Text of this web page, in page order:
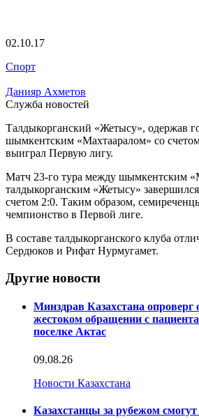
02.10.17
Спорт
Данияр Ахметов
Служба новостей
Талдыкорганский «Жетысу», одержав
шымкентским «Махтааралом» со
выиграл Первую лигу.
Матч 23-го тура между шымкентским
талдыкорганским «Жетысу»
счетом 2:0. Таким образом,
чемпионство в Первой лиге.
В составе талдыкорганского клуба
Сердюков и Рифат Нурмугамет.
Другие новости
Минздрав Казахстана опроверг
жестоком обращении с
поселке Актас
09.08.26
Новости Казахстана
Казахстанцы за рубежом смогут